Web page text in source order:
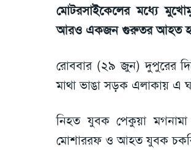
মোটরসাইকেলের মধ্যে
আরও একজন গুরুতর আহত
রোববার (২৯ জুন) দুপুরের
মাথা ভাঙা সড়ক এলাকায় এ
নিহত যুবক পেকুয়া
মোশাররফ ও আহত যুবক